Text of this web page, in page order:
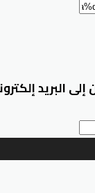
البريد